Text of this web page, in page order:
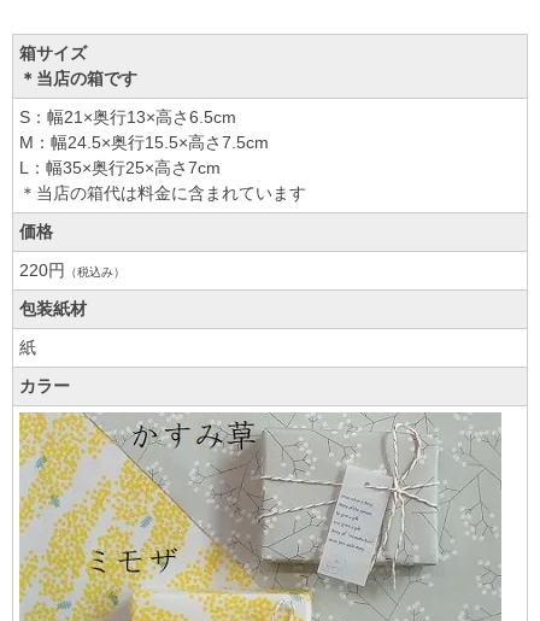
箱サイズ
＊当店の箱です
S：幅21×奥行13×高さ6.5cm
M：幅24.5×奥行15.5×高さ7.5cm
L：幅35×奥行25×高さ7cm
＊当店の箱代は料金に含まれています
価格
220円
（税込み）
包装紙材
紙
カラー